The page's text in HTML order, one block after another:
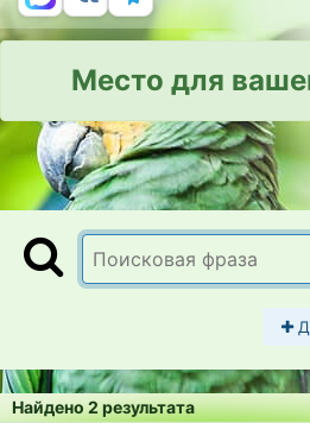
Место для
Найдено 2 результата